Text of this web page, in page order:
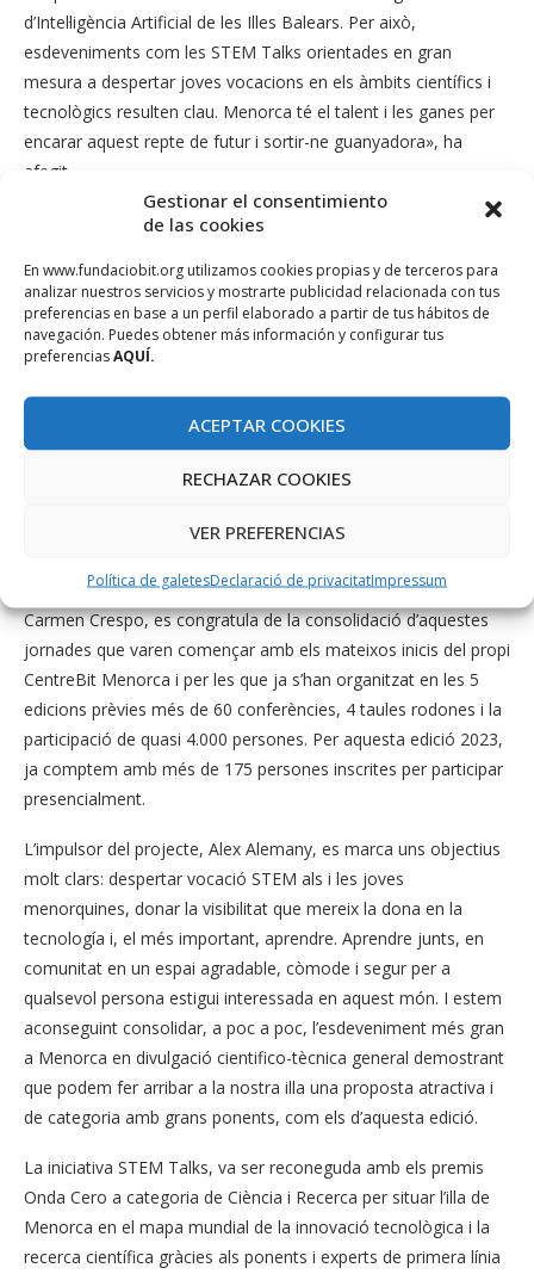
Gestionar el consentimiento
de las cookies
En www.fundaciobit.org utilizamos cookies propias y de terceros para
analizar nuestros servicios y mostrarte publicidad relacionada con tus
preferencias en base a un perfil elaborado a partir de tus hábitos de
navegación. Puedes obtener más información y configurar tus
preferenciasAQUÍ.
ACEPTAR COOKIES
RECHAZAR COOKIES
VER PREFERENCIAS
Política de galetesDeclaració de privacitatImpressum
d’Intel·ligència Artificial de les Illes Balears. Per això,
esdeveniments com les STEM Talks orientades en gran
mesura a despertar joves vocacions en els àmbits científics i
tecnològics resulten clau. Menorca té el talent i les ganes per
encarar aquest repte de futur i sortir-ne guanyadora», ha
afegit.
El Conseller Miquel Àngel Maria ha destacat la circumstància
amb l’any de la posada en marxa del grau d’enginyeria
informàtica de la UIB a Menorca, i ha destacat la necessitat de
potenciar el vincle entre la formació superior i l’impuls a nous
projectes d’emprenedoria tecnològica a Menorca per afavorir
la diversificació econòmica de l’illa.
Pons ha destacat la necessitat de transmetre la importància
de la ciència i la tecnologia «com a principals motors per
mundials», així com la necessitat d’encoratjar i als joves a
interessar-se per aquestes matèries, les anomenades STEM».
Carmen Crespo, es congratula de la consolidació d’aquestes
jornades que varen començar amb els mateixos inicis del propi
CentreBit Menorca i per les que ja s’han organitzat en les 5
edicions prèvies més de 60 conferències, 4 taules rodones i la
participació de quasi 4.000 persones. Per aquesta edició 2023,
ja comptem amb més de 175 persones inscrites per participar
presencialment.
L’impulsor del projecte, Alex Alemany, es marca uns objectius
molt clars: despertar vocació STEM als i les joves
menorquines, donar la visibilitat que mereix la dona en la
tecnología i, el més important, aprendre. Aprendre junts, en
comunitat en un espai agradable, còmode i segur per a
qualsevol persona estigui interessada en aquest món. I estem
aconseguint consolidar, a poc a poc, l’esdeveniment més gran
a Menorca en divulgació cientifico-tècnica general demostrant
que podem fer arribar a la nostra illa una proposta atractiva i
de categoria amb grans ponents, com els d’aquesta edició.
La iniciativa STEM Talks, va ser reconeguda amb els premis
Onda Cero a categoria de Ciència i Recerca per situar l’illa de
Menorca en el mapa mundial de la innovació tecnològica i la
recerca científica gràcies als ponents i experts de primera línia